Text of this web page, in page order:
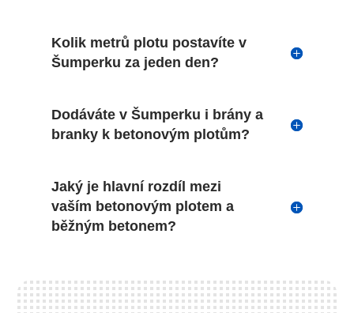
Kolik metrů plotu postavíte v
Šumperku za jeden den?
Dodáváte v Šumperku i brány a
branky k betonovým plotům?
Jaký je hlavní rozdíl mezi
vaším betonovým plotem a
běžným betonem?